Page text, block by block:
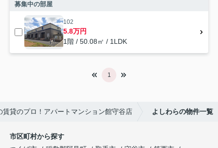
募集中の部屋
102
5.8万円
1階 / 50.08㎡ / 1LDK
1
賃貸のプロ！アパートマンション館守谷店 よしわらの物件一覧
市区町村から探す